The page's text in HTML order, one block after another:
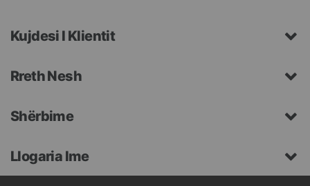
Kujdesi I Klientit
Rreth Nesh
Shërbime
Llogaria Ime